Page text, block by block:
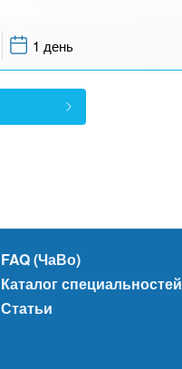
1 день
FAQ (ЧаВо)
Каталог специальностей
Статьи